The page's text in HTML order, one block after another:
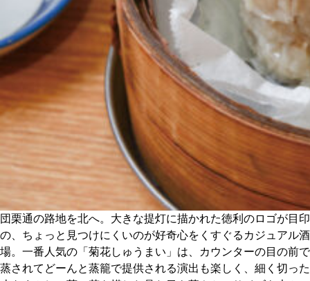
ABOUT US
Instagram
チケットプレゼント応募
MAIN MENU
SERIES
団栗通の路地を北へ。大きな提灯に描かれた徳利のロゴが目印
の、ちょっと見つけにくいのが好奇心をくすぐるカジュアル酒
場。一番人気の「菊花しゅうまい」は、カウンターの目の前で
蒸されてどーんと蒸籠で提供される演出も楽しく、細く切った